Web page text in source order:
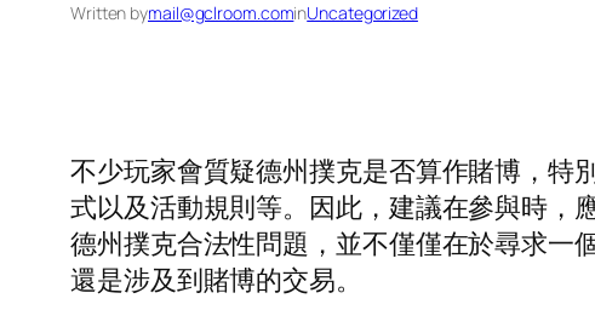
Written bymail@gclroom.cominUncategorized
不少玩家會質疑德州撲克是否算作賭博，特
式以及活動規則等。因此，建議在參與時，
德州撲克合法性問題，並不僅僅在於尋求一
還是涉及到賭博的交易。